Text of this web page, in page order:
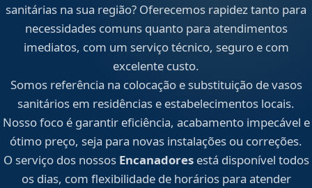
sanitárias na sua região? Oferecemos rapidez tanto para
necessidades comuns quanto para atendimentos
imediatos, com um serviço técnico, seguro e com
excelente custo.
Somos referência na colocação e substituição de vasos
sanitários em residências e estabelecimentos locais.
Nosso foco é garantir eficiência, acabamento impecável e
ótimo preço, seja para novas instalações ou correções.
O serviço dos nossos Encanadoresestá disponível todos
os dias, com flexibilidade de horários para atender